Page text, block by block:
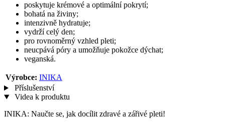
poskytuje krémové a optimální pokrytí;
bohatá na živiny;
intenzivně hydratuje;
vydrží celý den;
pro rovnoměrný vzhled pleti;
neucpává póry a umožňuje pokožce dýchat;
veganská.
Výrobce: INIKA
Příslušenství
Videa k produktu
INIKA: Naučte se, jak docílit zdravé a zářivé pleti!